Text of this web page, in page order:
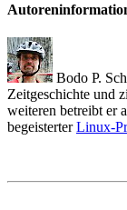
Bodo P.
Zeitgeschichte und
weiteren betreibt er
begeisterterLinux-